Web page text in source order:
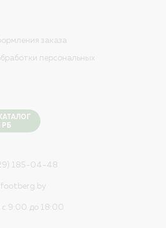
заказа
персональных
РБ
185-04-48
с 9:00 до 18:00